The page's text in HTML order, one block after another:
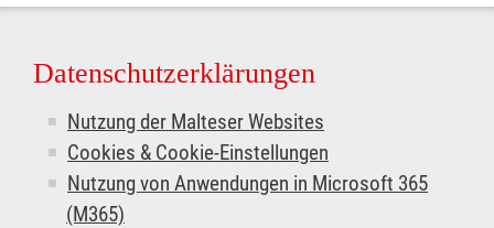
Datenschutzerklärungen
Nutzung der Malteser Websites
Cookies & Cookie-Einstellungen
Nutzung von Anwendungen in Microsoft 365
(M365)